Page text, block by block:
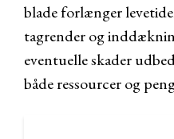
blade forlænger
tagrender og
eventuelle skader
både ressourcer og